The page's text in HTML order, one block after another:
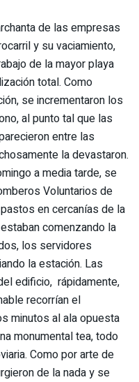
de las empresas
y su vaciamiento,
de la mayor playa
total. Como
se incrementaron los
al punto tal que las
entre las
la devastaron.
a media tarde, se
Voluntarios de
en cercanías de la
comenzando la
los servidores
la estación. Las
edificio, rápidamente,
recorrían el
minutos al ala opuesta
monumental tea, todo
Como por arte de
de la nada y se